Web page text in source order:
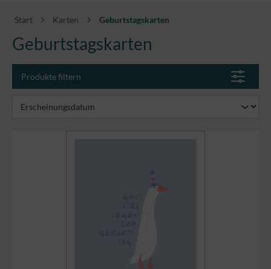
Produkte filtern
Start Karten Geburtstagskarten
Geburtstagskarten